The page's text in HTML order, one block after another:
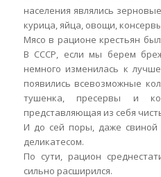
населения являлись
курица, яйца, овощи,
Мясо в рационе крестьян
В СССР, если мы берем
немного изменилась к
появились всевозможные
тушенка, пресервы и
представляющая из себя
И до сей поры, даже свиной
деликатесом.
По сути, рацион
сильно расширился.